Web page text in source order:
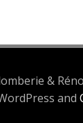
&
and